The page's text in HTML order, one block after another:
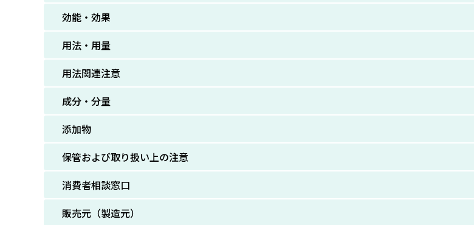
効能・効果
用法・用量
用法関連注意
成分・分量
添加物
保管および取り扱い上の注意
消費者相談窓口
販売元（製造元）